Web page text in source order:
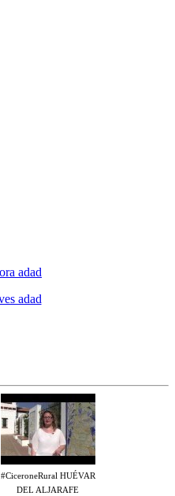
#CiceroneRural HUÉVAR
DEL ALJARAFE